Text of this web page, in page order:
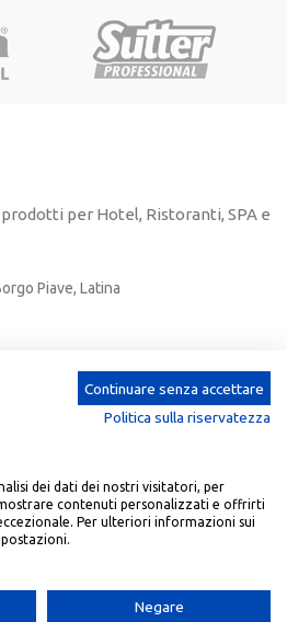
per Hotel, Ristoranti, SPA e
Piave, Latina
| REA: LT-190305 |
Continuare senza accettare
Politica sulla riservatezza
dei dati dei nostri visitatori, per
contenuti personalizzati e offrirti
Per ulteriori informazioni sui
Negare